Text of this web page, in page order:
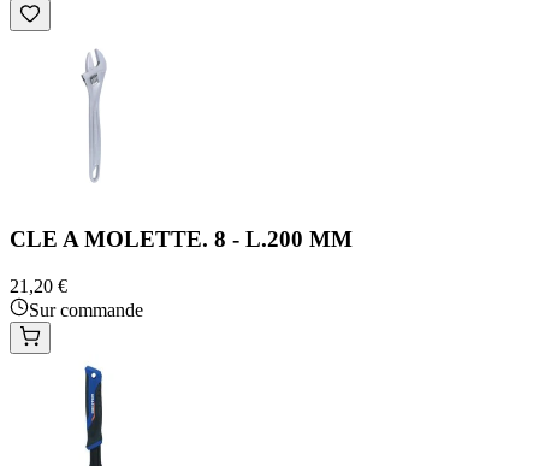
CLE A MOLETTE. 8 - L.200 MM
21,20 €
Sur commande